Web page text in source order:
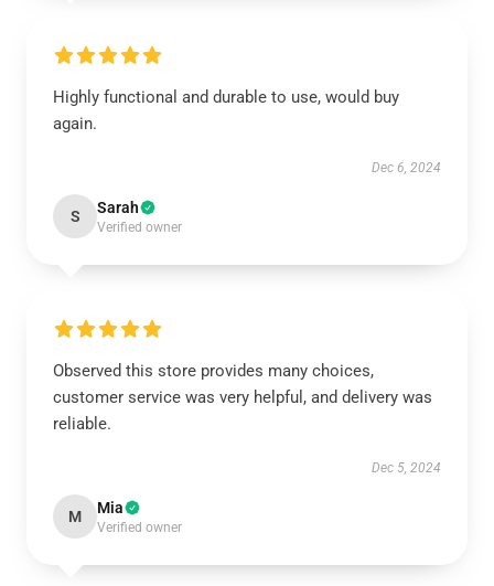
Highly functional and durable to use, would buy
again.
Dec 6, 2024
S Sarah
Verified owner
Observed this store provides many choices,
customer service was very helpful, and delivery was
reliable.
Dec 5, 2024
M Mia
Verified owner